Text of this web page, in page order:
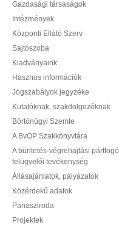
Gazdasági társaságok
Intézmények
Központi Ellátó Szerv
Sajtószoba
Kiadványaink
Hasznos információk
Jogszabályok jegyzéke
Kutatóknak, szakdolgozóknak
Börtönügyi Szemle
A BvOP Szakkönyvtára
A büntetés-végrehajtási pártfogó
felügyelői tevékenység
Állásajánlatok, pályázatok
Közérdekű adatok
Panasziroda
Projektek